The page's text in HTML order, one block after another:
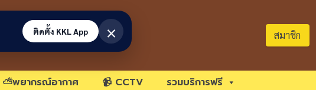
สมาชิก
⛅พยากรณ์อากาศ 📹 CCTV รวมบริการฟรี
ติดตั้ง KKL App ×